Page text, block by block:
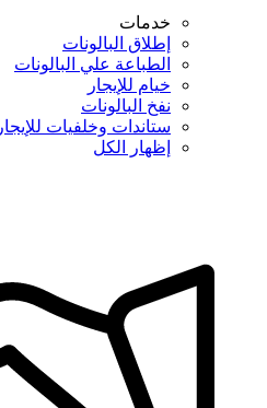
خدمات
إطلاق البالونات
الطباعة علي البالونات
خيام للإيجار
نفخ البالونات
ستاندات وخلفيات للإيجار
إظهار الكل